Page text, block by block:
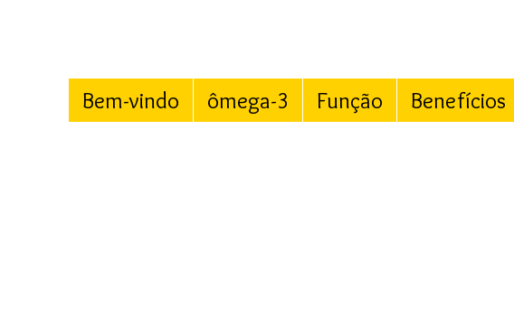
Bem-vindo ômega-3 Função Benefícios